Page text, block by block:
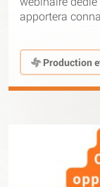
apportera
Production